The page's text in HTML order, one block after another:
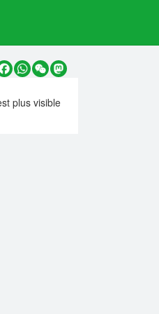
Facebook
WhatsApp
WeChatMastodon
plus visible